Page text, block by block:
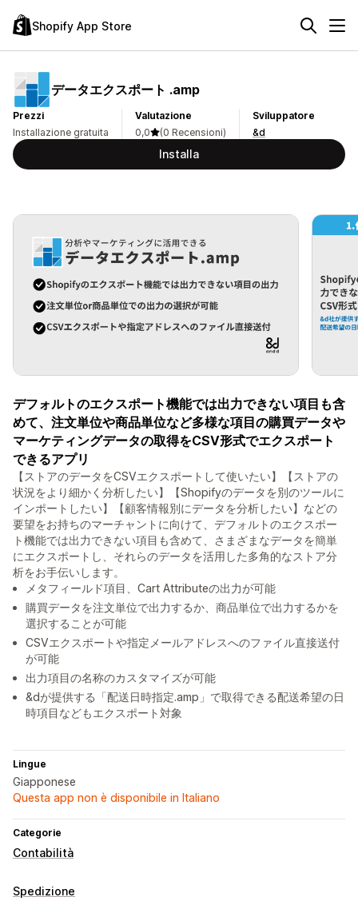
Shopify App Store
データエクスポート .amp
Prezzi
Installazione gratuita
Valutazione
0,0
(0 Recensioni)
Sviluppatore
&d
Installa
デフォルトのエクスポート機能では出力できない項目も含
めて、注文単位や商品単位など多様な項目の購買データや
マーケティングデータの取得をCSV形式でエクスポート
できるアプリ
【ストアのデータをCSVエクスポートして使いたい】【ストアの
状況をより細かく分析したい】【Shopifyのデータを別のツールに
インポートしたい】【顧客情報別にデータを分析したい】などの
要望をお持ちのマーチャントに向けて、デフォルトのエクスポー
ト機能では出力できない項目も含めて、さまざまなデータを簡単
にエクスポートし、それらのデータを活用した多角的なストア分
析をお手伝いします。
メタフィールド項目、Cart Attributeの出力が可能
購買データを注文単位で出力するか、商品単位で出力するかを
選択することが可能
CSVエクスポートや指定メールアドレスへのファイル直接送付
が可能
出力項目の名称のカスタマイズが可能
&dが提供する「配送日時指定.amp」で取得できる配送希望の日
時項目などもエクスポート対象
Lingue
Giapponese
Questa app non è disponibile in Italiano
Categorie
Contabilità
Spedizione